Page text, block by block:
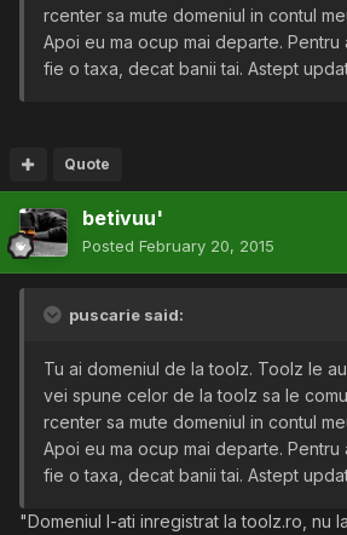
rcenter sa mute domeniul in contul
Apoi eu ma ocup mai departe. Pentru
fie o taxa, decat banii tai. Astept
Quote
betivuu'
Posted February 20, 2015
puscarie said:
Tu ai domeniul de la toolz. Toolz le
vei spune celor de la toolz sa le
rcenter sa mute domeniul in contul
Apoi eu ma ocup mai departe. Pentru
fie o taxa, decat banii tai. Astept
"Domeniul l-ati inregistrat la toolz.ro, nu